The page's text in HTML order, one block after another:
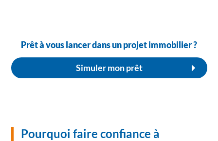
Prêt à vous lancer dans un projet immobilier ?
Simuler mon prêt
Pourquoi faire confiance à